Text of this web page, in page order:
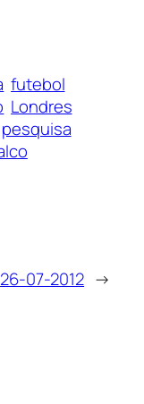
futebol
Londres
pesquisa
26-07-2012 →